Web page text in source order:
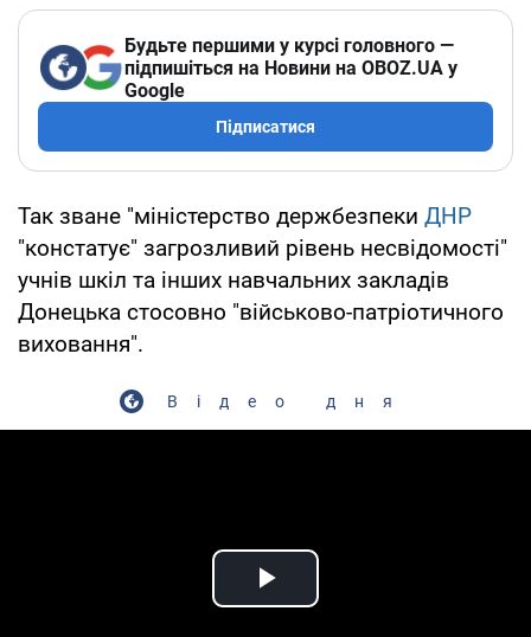
Будьте першими у курсі головного —
підпишіться на Новини на OBOZ.UA у
Google
Підписатися
Так зване "міністерство держбезпеки ДНР
"констатує" загрозливий рівень несвідомості"
учнів шкіл та інших навчальних закладів
Донецька стосовно "військово-патріотичного
виховання".
Відео дня
Play Video